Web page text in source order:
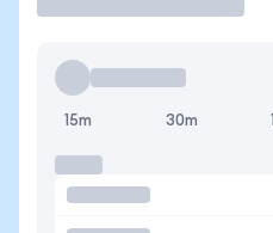
15m 30m